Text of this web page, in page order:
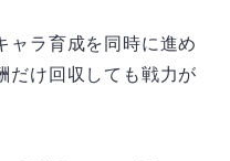
ャラ育成を同時に進め
だけ回収しても戦力が